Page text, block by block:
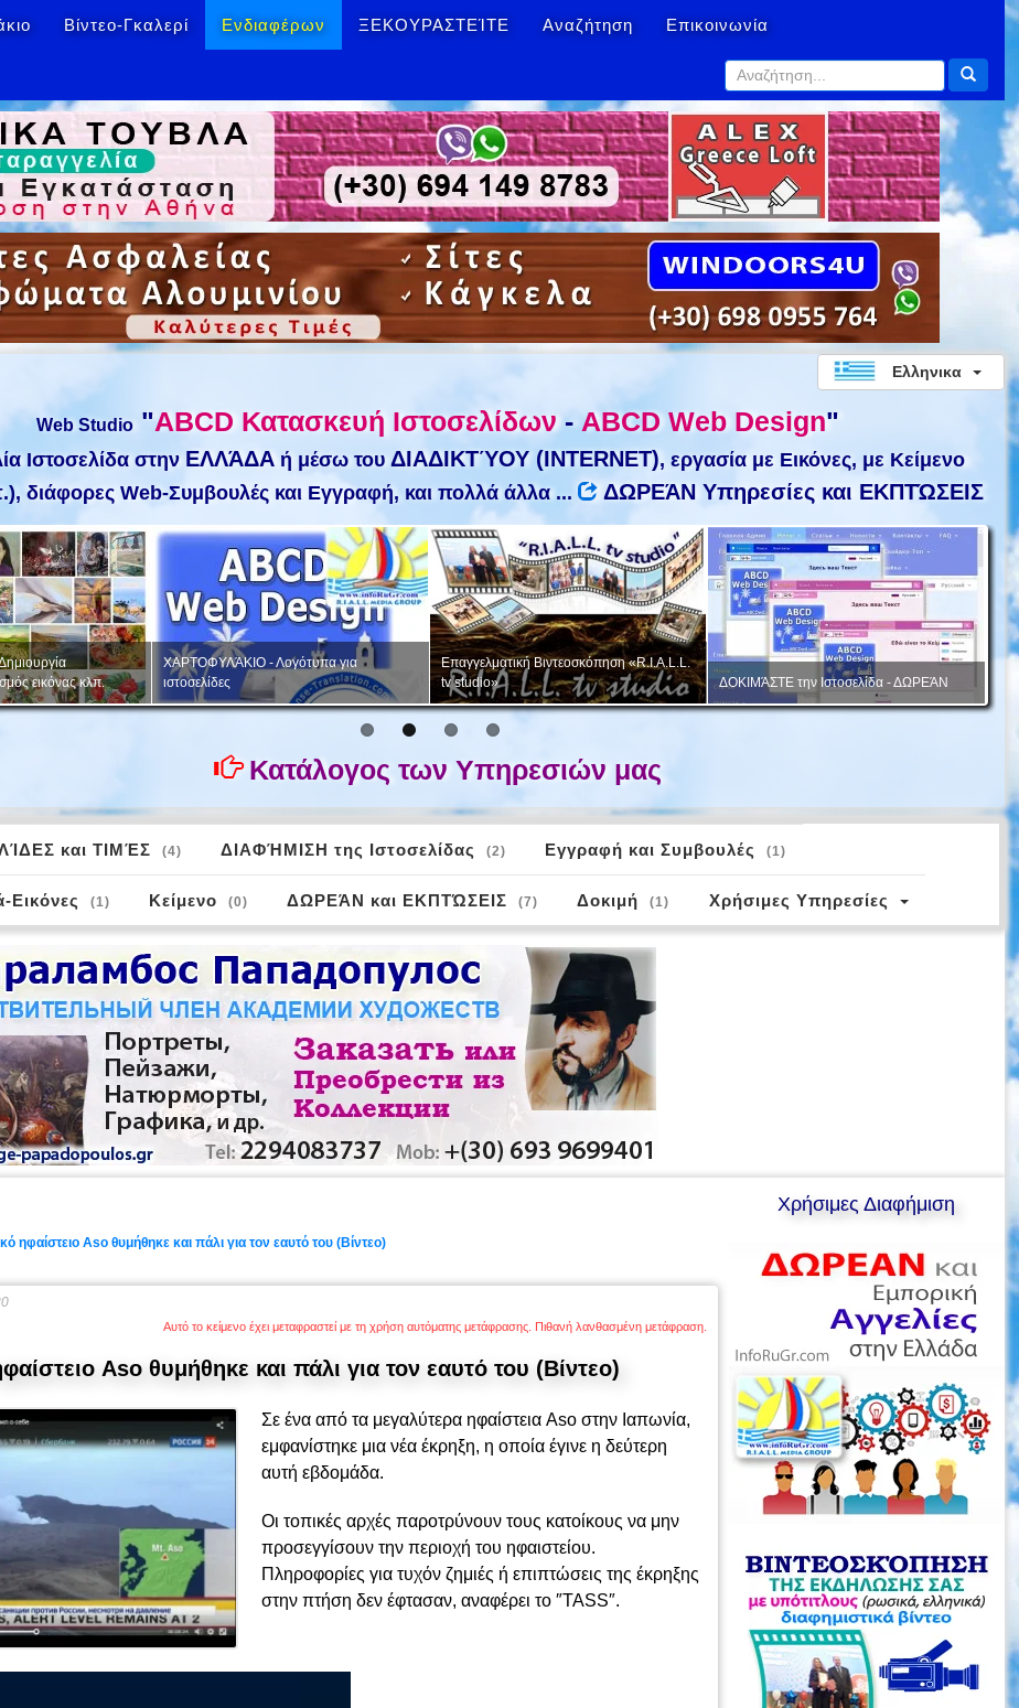
Βίντεο-Γκαλερί Ενδιαφέρων ΞΕΚΟΥΡΑΣΤΕΊΤΕ Αναζήτηση Επικοινωνία
Ελληνικα
Web Studio"ABCD Κατασκευή Ιστοσελίδων-ABCD Web Design"
Ιστοσελίδα στην ΕΛΛΆΔΑ ή μέσω τουΔΙΑΔΙΚΤΎΟΥ (INTERNET), εργασία με Εικόνες, με Κείμενο
διάφορες Web-Συμβουλές και Εγγραφή, και πολλά άλλα ...
ΔΩΡΕΆΝ Υπηρεσίες και ΕΚΠΤΏΣΕΙΣ
εικόνας κλπ.
ΧΑΡΤΟΦΥΛΆΚΙΟ - Λογότυπα για
ιστοσελίδες
Επαγγελματική Βιντεοσκόπηση «R.I.A.L.L.
tv studio»
ΔΟΚΙΜΆΣΤΕ την Ιστοσελίδα - ΔΩΡΕΆΝ
Κατάλογος των Υπηρεσιών μας
και ΤΙΜΈΣ (4) ΔΙΑΦΉΜΙΣΗ της Ιστοσελίδας (2) Εγγραφή και Συμβουλές (1)
Εικόνες (1) Κείμενο (0) ΔΩΡΕΆΝ και ΕΚΠΤΏΣΕΙΣ (7) Δοκιμή (1) Χρήσιμες Υπηρεσίες
ηφαίστειο Aso θυμήθηκε και πάλι για τον εαυτό του (Βίντεο)
Αυτό το κείμενο έχει μεταφραστεί με τη χρήση αυτόματης μετάφρασης. Πιθανή λανθασμένη μετάφραση.
Aso θυμήθηκε και πάλι για τον εαυτό του (Βίντεο)
Σε ένα από τα μεγαλύτερα ηφαίστεια Aso στην Ιαπωνία,
εμφανίστηκε μια νέα έκρηξη, η οποία έγινε η δεύτερη
αυτή εβδομάδα.
Οι τοπικές αρχές παροτρύνουν τους κατοίκους να μην
προσεγγίσουν την περιοχή του ηφαιστείου.
Πληροφορίες για τυχόν ζημιές ή επιπτώσεις της έκρηξης
στην πτήση δεν έφτασαν, αναφέρει το ″TASS″.
Χρήσιμες Διαφήμιση